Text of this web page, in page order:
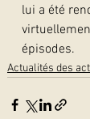
lui a été
épisodes.
Actualités des